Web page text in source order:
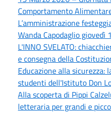
Comportamento
L’amministrazione
Wanda Capodaglio
L'INNO SVELATO:
e consegna della
Educazione alla sicurezza:
studenti dell'Istituto Don
Alla scoperta di Pippi
letteraria per grandi e